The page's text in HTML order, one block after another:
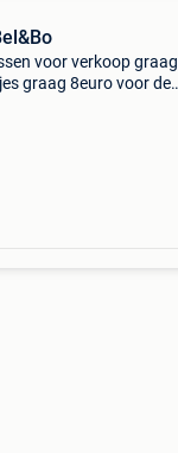
voor verkoop graag
graag 8euro voor de